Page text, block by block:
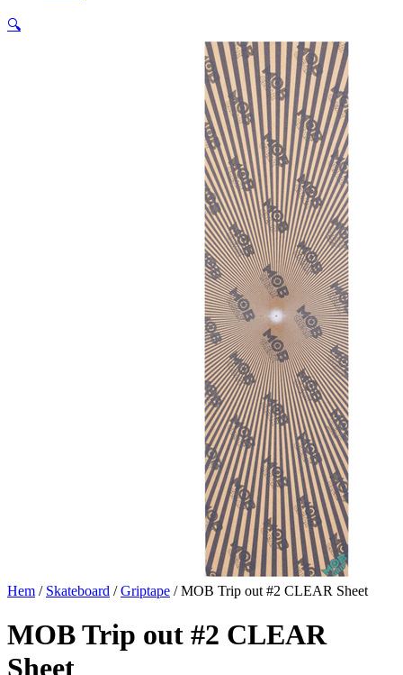
🔍
Hem / Skateboard /Griptape / MOB Trip out #2 CLEAR Sheet
MOB Trip out #2 CLEAR
Sheet